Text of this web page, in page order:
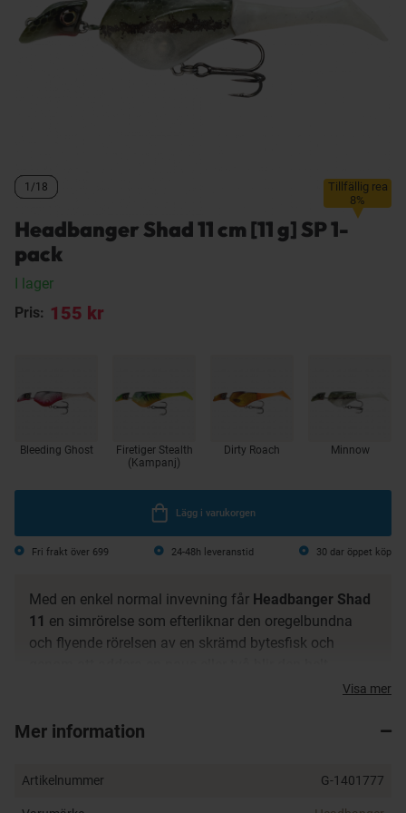
Tillfällig rea
8%
1/18
1/18
1/18
Headbanger Shad 11 cm [11 g] SP 1-
pack
I lager
Pris: 155 kr
Bleeding Ghost
Firetiger Stealth
(Kampanj)
Dirty Roach Minnow
Lägg i varukorgen
Fri frakt över 699 24-48h leveranstid 30 dar öppet köp
Med en enkel normal invevning får Headbanger Shad
11 en simrörelse som efterliknar den oregelbundna
och flyende rörelsen av en skrämd bytesfisk och
fiskedjup och fisketekniker. Headbanger Shad 11 är ett
öring, gös eller lax.
Visa mer
Mer information
Artikelnummer G-1401777